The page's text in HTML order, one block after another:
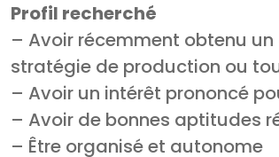
Profil recherché
– Avoir récemment obtenu
stratégie de production ou
– Avoir un intérêt prononcé
– Avoir de bonnes aptitudes
– Être organisé et autonome